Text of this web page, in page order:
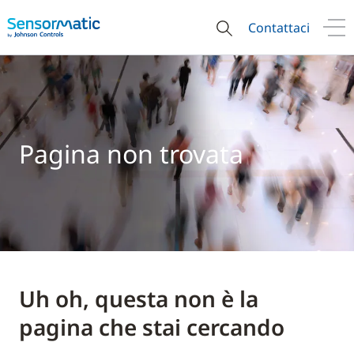
Contattaci
Pagina non trovata
Uh oh, questa non è la
pagina che stai cercando